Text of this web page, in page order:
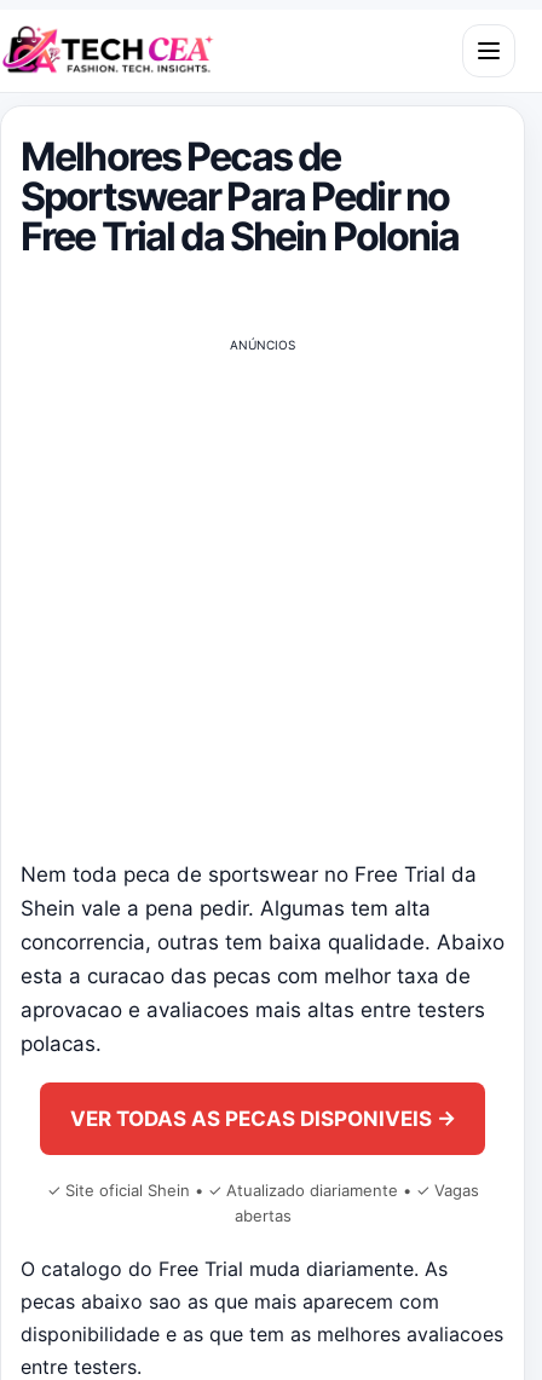
Skip to content
Open
Melhores Pecas de
Sportswear Para Pedir no
Free Trial da Shein Polonia
ANÚNCIOS
Nem toda peca de sportswear no Free Trial da
Shein vale a pena pedir. Algumas tem alta
concorrencia, outras tem baixa qualidade. Abaixo
esta a curacao das pecas com melhor taxa de
aprovacao e avaliacoes mais altas entre testers
polacas.
VER TODAS AS PECAS DISPONIVEIS →
✓ Site oficial Shein • ✓ Atualizado diariamente • ✓ Vagas
abertas
O catalogo do Free Trial muda diariamente. As
pecas abaixo sao as que mais aparecem com
disponibilidade e as que tem as melhores avaliacoes
entre testers.